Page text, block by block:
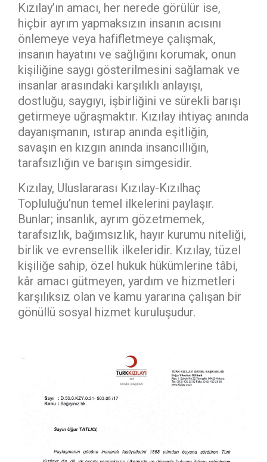
Kızılay’ın amacı, her nerede görülür ise,
hiçbir ayrım yapmaksızın insanın acısını
önlemeye veya hafifletmeye çalışmak,
insanın hayatını ve sağlığını korumak, onun
kişiliğine saygı gösterilmesini sağlamak ve
insanlar arasındaki karşılıklı anlayışı,
dostluğu, saygıyı, işbirliğini ve sürekli barışı
getirmeye uğraşmaktır. Kızılay ihtiyaç anında
dayanışmanın, ıstırap anında eşitliğin,
savaşın en kızgın anında insancıllığın,
tarafsızlığın ve barışın simgesidir.
Kızılay, Uluslararası Kızılay-Kızılhaç
Topluluğu’nun temel ilkelerini paylaşır.
Bunlar; insanlık, ayrım gözetmemek,
tarafsızlık, bağımsızlık, hayır kurumu niteliği,
birlik ve evrensellik ilkeleridir. Kızılay, tüzel
kişiliğe sahip, özel hukuk hükümlerine tâbi,
kâr amacı gütmeyen, yardım ve hizmetleri
karşılıksız olan ve kamu yararına çalışan bir
gönüllü sosyal hizmet kuruluşudur.